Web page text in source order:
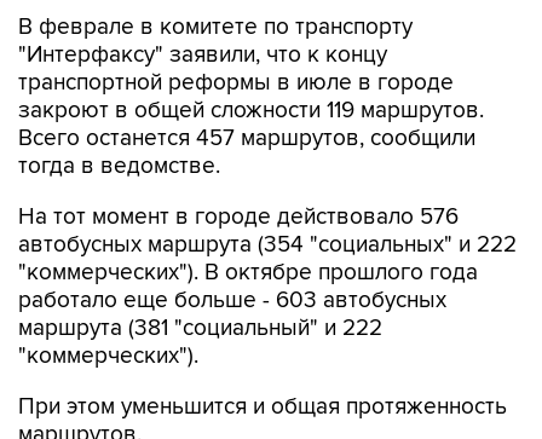
В феврале в комитете по транспорту
"Интерфаксу" заявили, что к концу
транспортной реформы в июле в городе
закроют в общей сложности 119 маршрутов.
Всего останется 457 маршрутов, сообщили
тогда в ведомстве.
На тот момент в городе действовало 576
автобусных маршрута (354 "социальных" и 222
"коммерческих"). В октябре прошлого года
работало еще больше - 603 автобусных
маршрута (381 "социальный" и 222
"коммерческих").
При этом уменьшится и общая протяженность